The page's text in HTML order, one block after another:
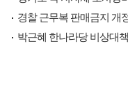
경찰 근무복 판매금지 개
박근혜 한나라당 비상대